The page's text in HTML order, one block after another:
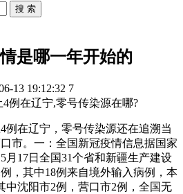
搜 索
是哪一年开始的
13 19:12:32 7
例在辽宁,零号传染源在哪?
例在辽宁，零号传染源还在追溯当
市。一：全国新冠疫情信息据国家
月17日全国31个省和新疆生产建设
，其中18例来自境外输入病例，本
中沈阳市2例，营口市2例，全国无